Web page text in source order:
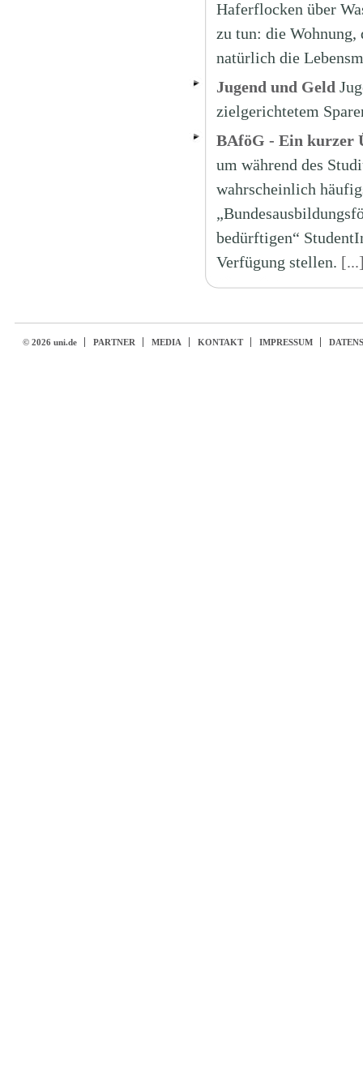
Haferflocken über
zu tun: die Wohnung,
natürlich die
Jugend und Geld
zielgerichtetem
BAföG - Ein kurzer
um während des
wahrscheinlich
bedürftigen“
Verfügung stellen.
© 2026 uni.de PARTNER MEDIA KONTAKT IMPRESSUM